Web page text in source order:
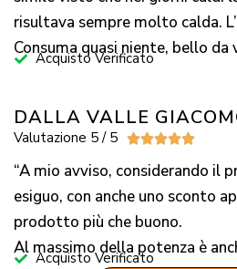
risultava sempre molto calda.
Consuma quasi niente, bello da
Acquisto Verificato
DALLA VALLE
Valutazione 5 / 5 
“A mio avviso, considerando il
esiguo, con anche uno sconto
prodotto più che buono.
Al massimo della potenza è
Acquisto Verificato